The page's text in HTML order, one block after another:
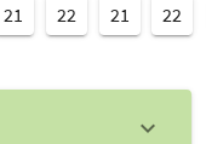
21 22 21 22
keyboard_arrow_down